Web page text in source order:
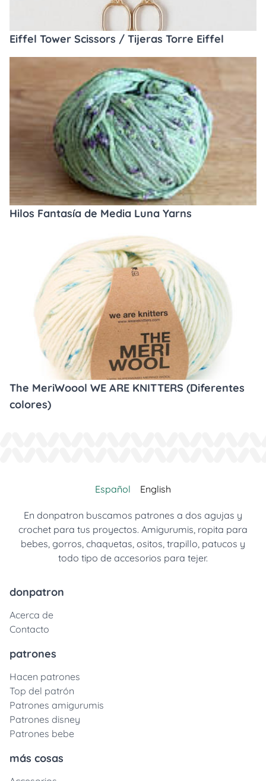
Eiffel Tower Scissors / Tijeras Torre Eiffel
Hilos Fantasía de Media Luna Yarns
The MeriWoool WE ARE KNITTERS (Diferentes
colores)
Español English
En donpatron buscamos patrones a dos agujas y
crochet para tus proyectos. Amigurumis, ropita para
bebes, gorros, chaquetas, ositos, trapillo, patucos y
todo tipo de accesorios para tejer.
donpatron
Acerca de
Contacto
patrones
Hacen patrones
Top del patrón
Patrones amigurumis
Patrones disney
Patrones bebe
más cosas